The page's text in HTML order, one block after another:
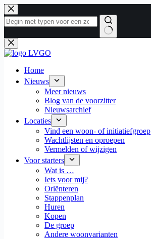
Ga
naar
de
Geen
resultaten
Home
Nieuws
Meer nieuws
Blog van de voorzitter
Nieuwsarchief
Locaties
Vind een woon- of initiatiefgroep
Wachtlijsten en oproepen
Vermelden of wijzigen
Voor starters
Wat is …
Iets voor mij?
Oriënteren
Stappenplan
Huren
Kopen
De groep
Andere woonvarianten